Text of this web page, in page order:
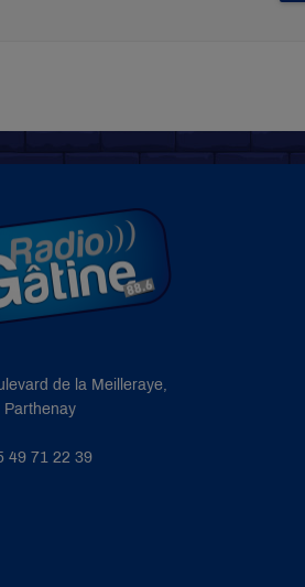
de la Meilleraye,
Parthenay
49 71 22 39